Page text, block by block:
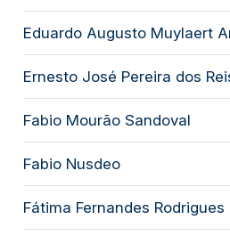
Eduardo Augusto Muylaert
Ernesto José Pereira dos
Fabio Mourão Sandoval
Fabio Nusdeo
Fátima Fernandes Rodrigues